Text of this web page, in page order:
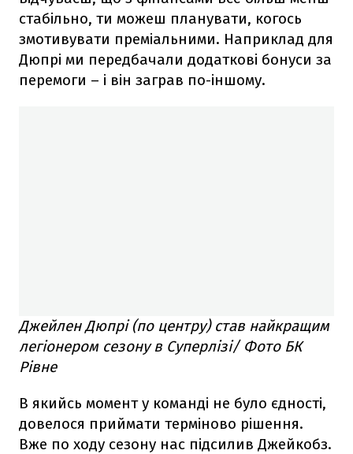
стабільно, ти можеш планувати, когось
змотивувати преміальними. Наприклад для
Дюпрі ми передбачали додаткові бонуси за
перемоги – і він заграв по-іншому.
Джейлен Дюпрі (по центру) став найкращим
легіонером сезону в Суперлізі/ Фото БК
Рівне
В якийсь момент у команді не було єдності,
довелося приймати терміново рішення.
Вже по ходу сезону нас підсилив Джейкобз.